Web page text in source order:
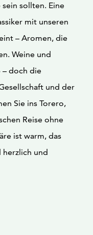
sollten. Eine
mit unseren
– Aromen, die
Weine und
– doch die
und der
Sie ins Torero,
Reise ohne
ist warm, das
herzlich und